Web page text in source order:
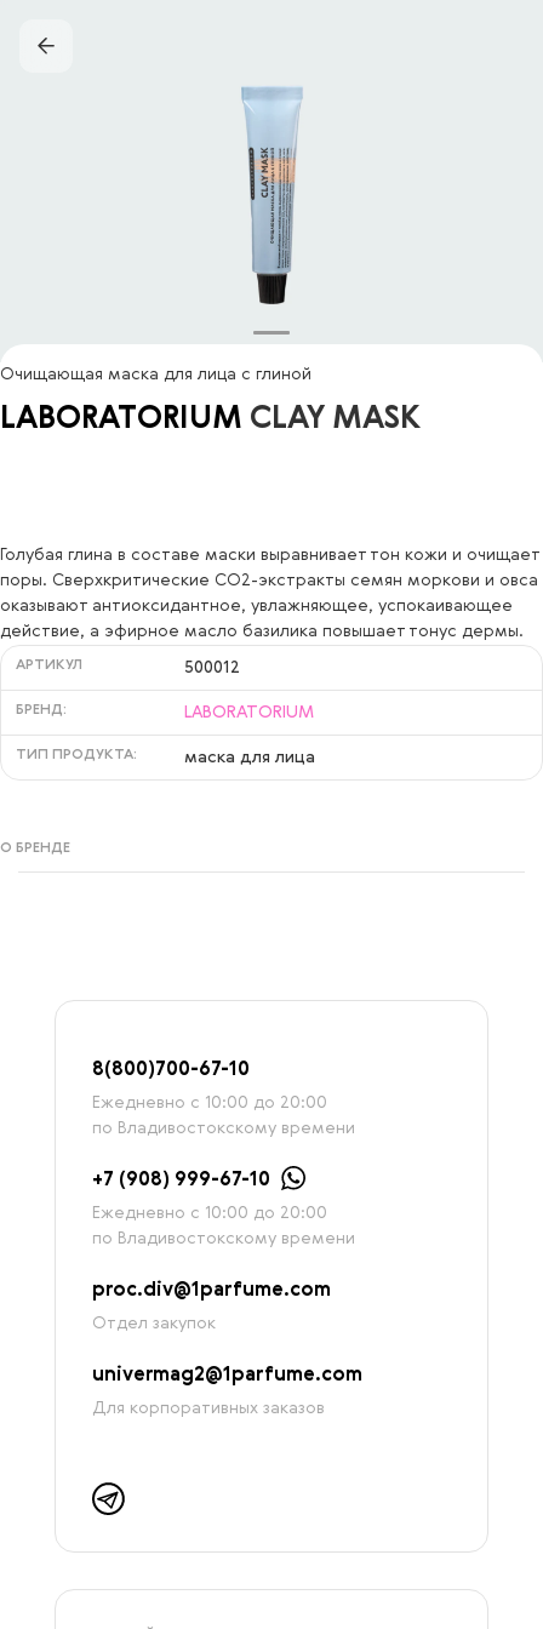
Очищающая маска для лица с глиной
LABORATORIUM CLAY MASK
Голубая глина в составе маски выравнивает тон кожи и очищает
поры. Сверхкритические СО2-экстракты семян моркови и овса
оказывают антиоксидантное, увлажняющее, успокаивающее
действие, а эфирное масло базилика повышает тонус дермы.
АРТИКУЛ 500012
БРЕНД: LABORATORIUM
ТИП ПРОДУКТА: маска для лица
О БРЕНДЕ
8(800)700-67-10
Ежедневно с 10:00 до 20:00
по Владивостокскому времени
+7 (908) 999-67-10
Ежедневно с 10:00 до 20:00
по Владивостокскому времени
proc.div@1parfume.com
Отдел закупок
univermag2@1parfume.com
Для корпоративных заказов